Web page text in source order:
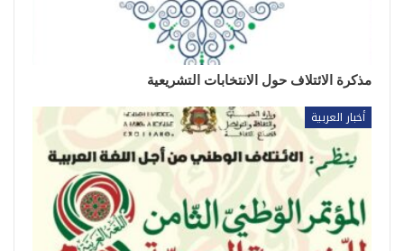
مذكرة الائتلاف حول الانتخابات التشريعية
أخبار العربية